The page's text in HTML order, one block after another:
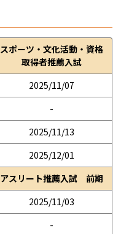
スポーツ・文化活動・資格
取得者推薦入試
2025/11/07
-
2025/11/13
2025/12/01
アスリート推薦入試 前期
2025/11/03
-